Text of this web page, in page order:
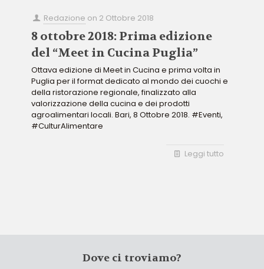
Redazione on 2 Ottobre 2018
8 ottobre 2018: Prima edizione
del “Meet in Cucina Puglia”
Ottava edizione di Meet in Cucina e prima volta in
Puglia per il format dedicato al mondo dei cuochi e
della ristorazione regionale, finalizzato alla
valorizzazione della cucina e dei prodotti
agroalimentari locali. Bari, 8 Ottobre 2018. #Eventi,
#CulturAlimentare
Leggi tutto
Dove ci troviamo?